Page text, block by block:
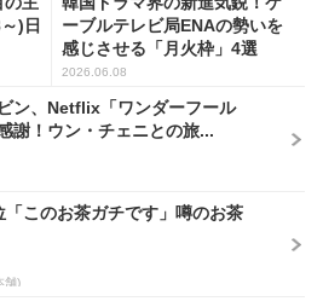
)日
ーブルテレビ局ENAの勢いを
感じさせる「月火枠」4選
2026.06.08
ン、Netflix「ワンダーフール
謝！ウン・チェニとの旅...
「このお茶ガチです」噂のお茶
舗)